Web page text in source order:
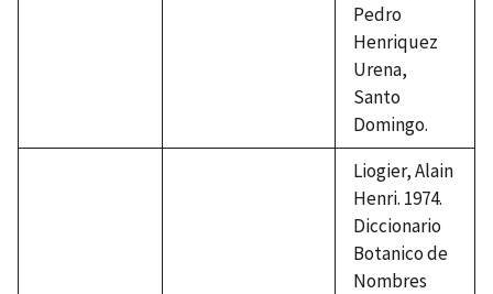
Pedro
Henriquez
Urena,
Santo
Domingo.
Liogier, Alain
Henri. 1974.
Diccionario
Botanico de
Nombres